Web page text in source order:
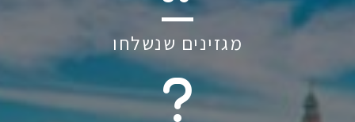
מגזינים שנשלחו